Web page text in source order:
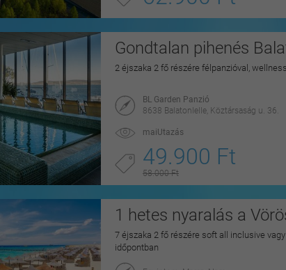
Gondtalan pihenés
2 éjszaka 2 fő részére félpanzióval,
BL Garden Panzió
8638 Balatonlelle, Köztársaság u. 36.
maiUtazás
49.900 Ft
58.000 Ft
1 hetes nyaralás a
7 éjszaka 2 fő részére soft all inclusive
időpontban